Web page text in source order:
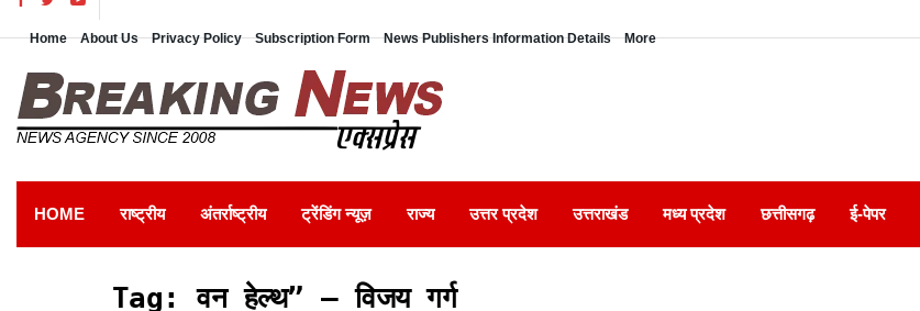
Home About Us Privacy Policy Subscription Form News Publishers Information Details More
HOME राष्ट्रीय अंतर्राष्ट्रीय ट्रेंडिंग न्यूज़ राज्य उत्तर प्रदेश उत्तराखंड मध्य प्रदेश छत्तीसगढ़ ई-पेपर
Tag:वन हेल्थ” – विजय गर्ग